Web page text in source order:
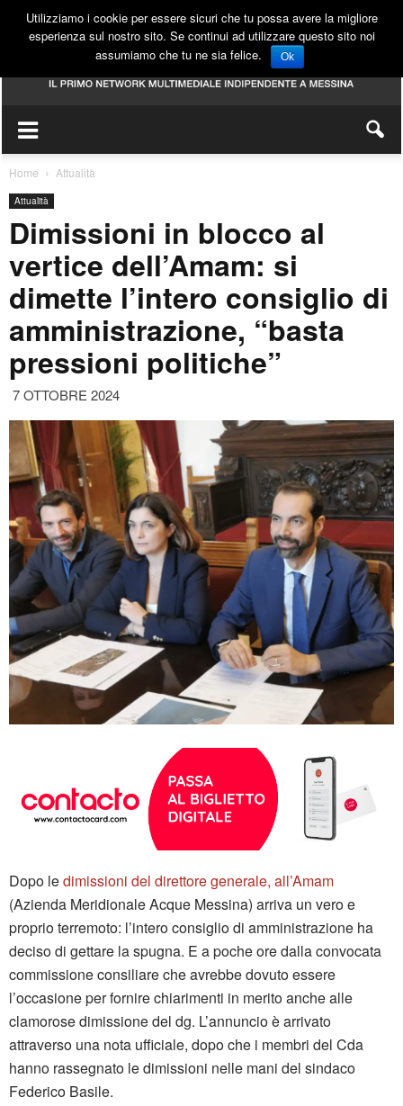
Home Attualità
Attualità
Dimissioni in blocco al
vertice dell’Amam: si
dimette l’intero consiglio di
amministrazione, “basta
pressioni politiche”
7 OTTOBRE 2024
Dopo ledimissioni del direttore generale, all’Amam
(Azienda Meridionale Acque Messina) arriva un vero e
proprio terremoto: l’intero consiglio di amministrazione ha
deciso di gettare la spugna. E a poche ore dalla convocata
commissione consiliare che avrebbe dovuto essere
l’occasione per fornire chiarimenti in merito anche alle
clamorose dimissione del dg. L’annuncio è arrivato
attraverso una nota ufficiale, dopo che i membri del Cda
hanno rassegnato le dimissioni nelle mani del sindaco
Federico Basile.
Utilizziamo i cookie per essere sicuri che tu possa avere la migliore
esperienza sul nostro sito. Se continui ad utilizzare questo sito noi
assumiamo che tu ne sia felice.
Ok